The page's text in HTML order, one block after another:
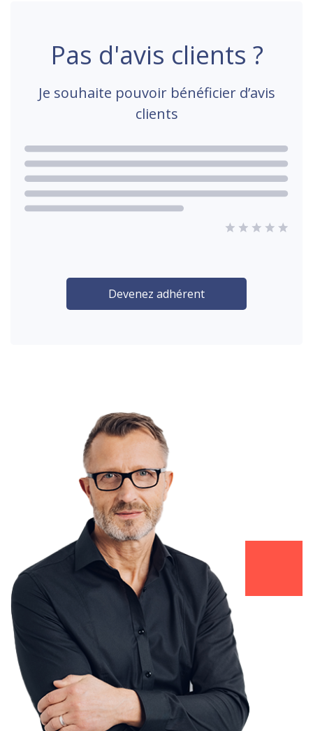
Pas d'avis clients ?
Je souhaite pouvoir bénéficier d’avis
clients
Devenez adhérent